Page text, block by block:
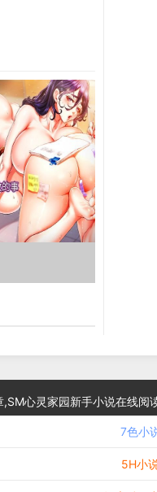
心灵家园新手小说在线阅
7色小
5H小